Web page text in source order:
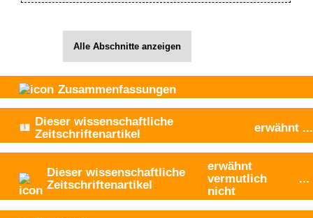
Alle Abschnitte anzeigen
Zusammenfassungen
Dieser wissenschaftliche
Zeitschriftenartikel
erwähnt ...
Dieser wissenschaftliche
Zeitschriftenartikel
erwähnt
vermutlich
nicht
...